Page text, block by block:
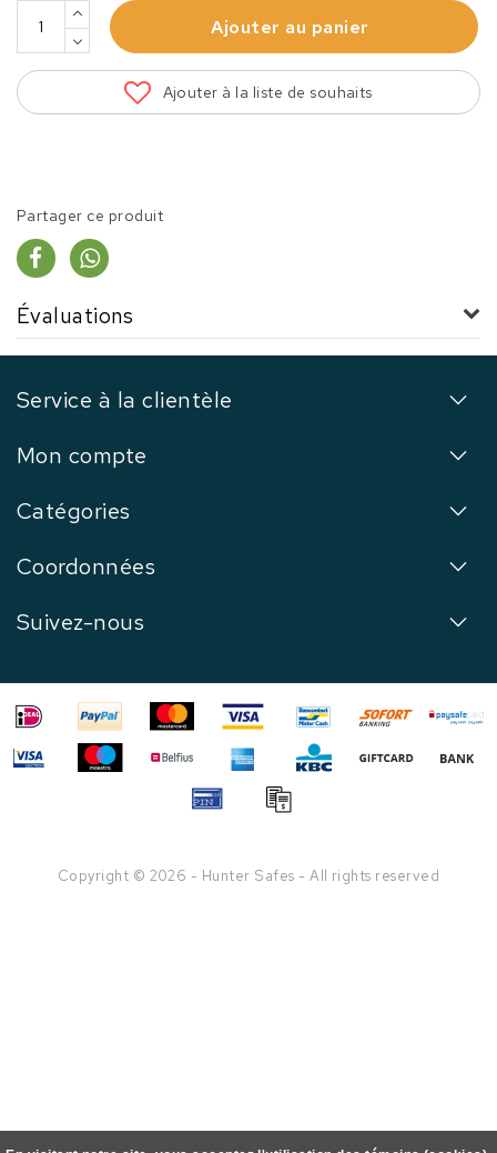
Ajouter au panier
Ajouter à la liste de souhaits
Partager ce produit
Évaluations
Service à la clientèle
Mon compte
Catégories
Coordonnées
Suivez-nous
Copyright © 2026 - Hunter Safes - All rights reserved